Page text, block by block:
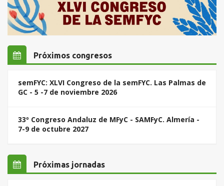
Próximos congresos
semFYC: XLVI Congreso de la semFYC. Las Palmas de
GC - 5 -7 de noviembre 2026
33º Congreso Andaluz de MFyC - SAMFyC. Almería -
7-9 de octubre 2027
Próximas jornadas